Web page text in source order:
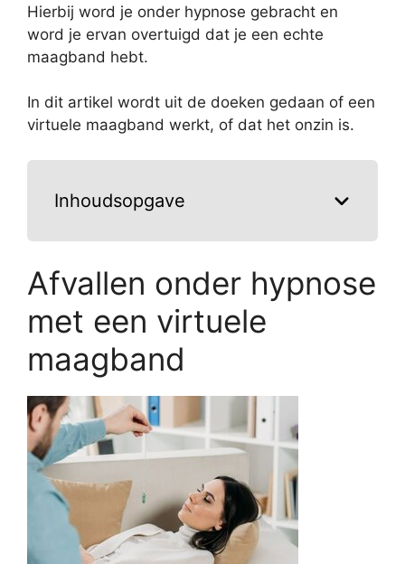
Hierbij word je onder hypnose gebracht en
word je ervan overtuigd dat je een echte
maagband hebt.
In dit artikel wordt uit de doeken gedaan of een
virtuele maagband werkt, of dat het onzin is.
Inhoudsopgave
Afvallen onder hypnose
met een virtuele
maagband